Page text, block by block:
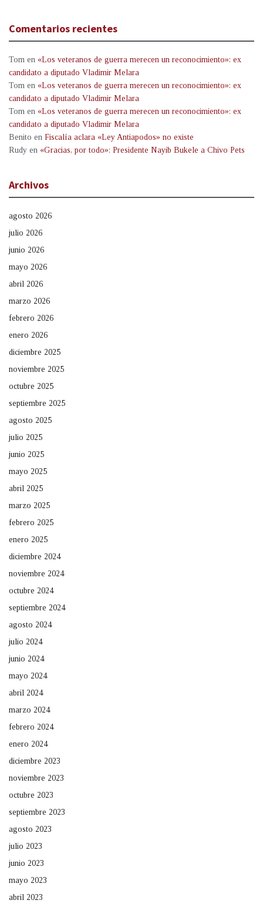
Comentarios recientes
Tom en «Los veteranos de guerra merecen un reconocimiento»: ex
candidato a diputado Vladimir Melara
Tom en «Los veteranos de guerra merecen un reconocimiento»: ex
candidato a diputado Vladimir Melara
Tom en «Los veteranos de guerra merecen un reconocimiento»: ex
candidato a diputado Vladimir Melara
Benito en Fiscalía aclara «Ley Antiapodos» no existe
Rudy en «Gracias, por todo»: Presidente Nayib Bukele a Chivo Pets
Archivos
agosto 2026
julio 2026
junio 2026
mayo 2026
abril 2026
marzo 2026
febrero 2026
enero 2026
diciembre 2025
noviembre 2025
octubre 2025
septiembre 2025
agosto 2025
julio 2025
junio 2025
mayo 2025
abril 2025
marzo 2025
febrero 2025
enero 2025
diciembre 2024
noviembre 2024
octubre 2024
septiembre 2024
agosto 2024
julio 2024
junio 2024
mayo 2024
abril 2024
marzo 2024
febrero 2024
enero 2024
diciembre 2023
noviembre 2023
octubre 2023
septiembre 2023
agosto 2023
julio 2023
junio 2023
mayo 2023
abril 2023